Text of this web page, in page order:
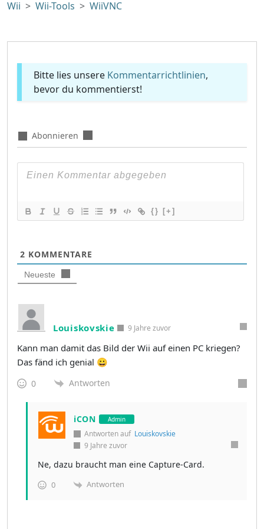
Wii Wii-Tools WiiVNC
Bitte lies unsere Kommentarrichtlinien,
bevor du kommentierst!
Abonnieren
{} [+]
2 KOMMENTARE
Neueste
Louiskovskie 9 Jahre zuvor
Kann man damit das Bild der Wii auf einen PC kriegen?
Das fänd ich genial 😀
0 Antworten
iCON Admin
Antworten auf Louiskovskie
9 Jahre zuvor
Ne, dazu braucht man eine Capture-Card.
0 Antworten